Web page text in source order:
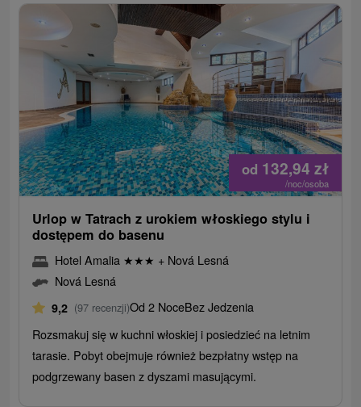
od 132,94 zł
/noc/osoba
Urlop w Tatrach z urokiem włoskiego stylu i
dostępem do basenu
Hotel Amalia ★★★ + Nová Lesná
Nová Lesná
9,2 (97 recenzji)Od 2 NoceBez Jedzenia
Rozsmakuj się w kuchni włoskiej i posiedzieć na letnim
tarasie. Pobyt obejmuje również bezpłatny wstęp na
podgrzewany basen z dyszami masującymi.